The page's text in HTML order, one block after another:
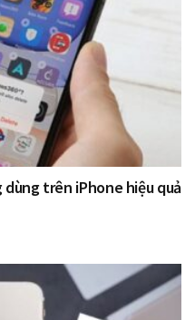
trên iPhone hiệu quả